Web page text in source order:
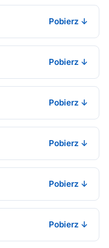
Pobierz ↓
Pobierz ↓
Pobierz ↓
Pobierz ↓
Pobierz ↓
Pobierz ↓